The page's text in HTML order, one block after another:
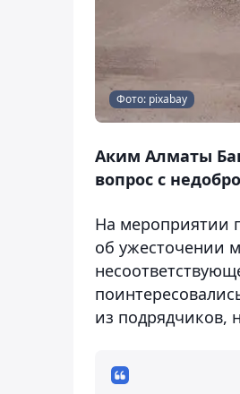
Фото: pixabay
Аким Алматы
вопрос с
На мероприятии
об ужесточении
из подрядчиков,